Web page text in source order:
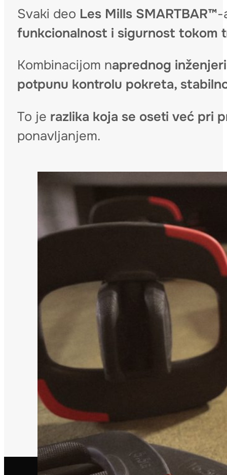
Svaki deo Les Mills SMARTBAR™-
funkcionalnost i sigurnost tokom
Kombinacijom naprednog
potpunu kontrolu pokreta,
To je razlika koja se oseti već pri
ponavljanjem.